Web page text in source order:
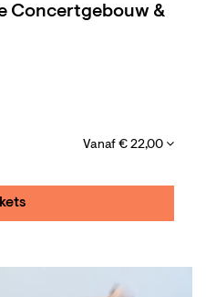
Concertgebouw &
Vanaf € 22,00